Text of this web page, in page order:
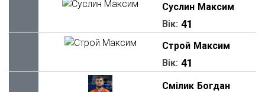
Суслин Максим
Вік: 41
Строй Максим
Вік: 41
Смілик Богдан